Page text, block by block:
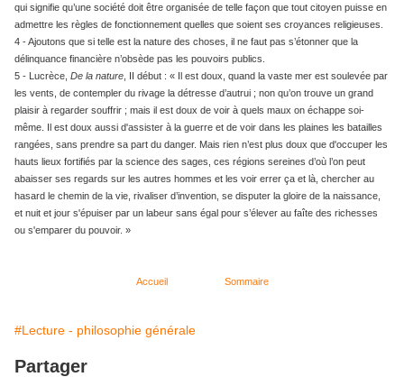
qui signifie qu’une société doit être organisée de telle façon que tout citoyen puisse en
admettre les règles de fonctionnement quelles que soient ses croyances religieuses.
4 - Ajoutons que si telle est la nature des choses, il ne faut pas s’étonner que la
délinquance financière n’obsède pas les pouvoirs publics.
5 - Lucrèce, De la nature , II début : « Il est doux, quand la vaste mer est soulevée par
les vents, de contempler du rivage la détresse d’autrui ; non qu’on trouve un grand
plaisir à regarder souffrir ; mais il est doux de voir à quels maux on échappe soi-
même. Il est doux aussi d'assister à la guerre et de voir dans les plaines les batailles
rangées, sans prendre sa part du danger. Mais rien n’est plus doux que d'occuper les
hauts lieux fortifiés par la science des sages, ces régions sereines d’où l’on peut
abaisser ses regards sur les autres hommes et les voir errer ça et là, chercher au
hasard le chemin de la vie, rivaliser d’invention, se disputer la gloire de la naissance,
et nuit et jour s'épuiser par un labeur sans égal pour s’élever au faîte des richesses
ou s'emparer du pouvoir. »
Accueil Sommaire
#Lecture - philosophie générale
Partager